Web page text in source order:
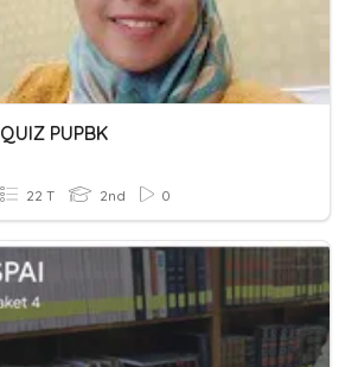
QUIZ PUPBK
22 T 2nd 0